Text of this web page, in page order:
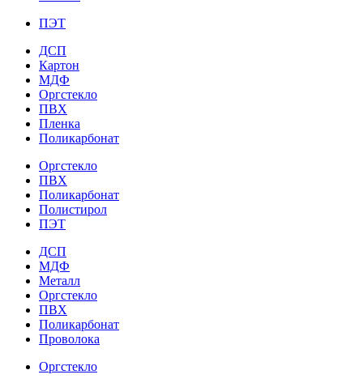
ПЭТ
ДСП
Картон
МДФ
Оргстекло
ПВХ
Пленка
Поликарбонат
Оргстекло
ПВХ
Поликарбонат
Полистирол
ПЭТ
ДСП
МДФ
Металл
Оргстекло
ПВХ
Поликарбонат
Проволока
Оргстекло